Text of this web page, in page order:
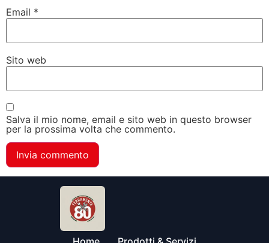
Email *
Sito web
Salva il mio nome, email e sito web in questo browser
per la prossima volta che commento.